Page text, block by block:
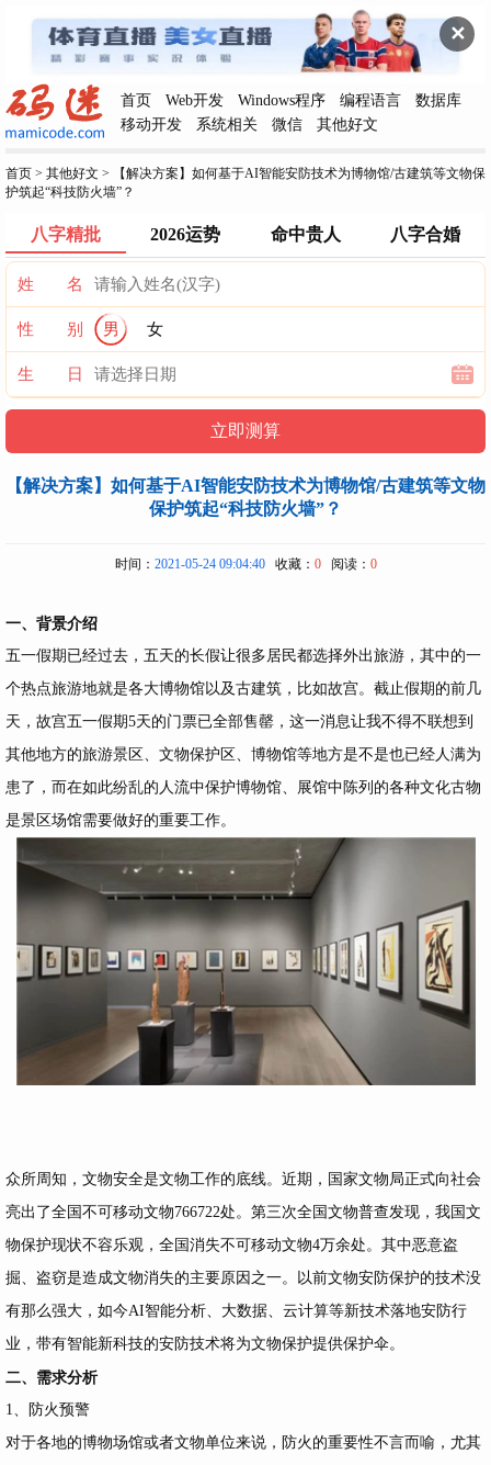
✕
首页 Web开发 Windows程序 编程语言
数据库
移动开发
系统相关 微信 其他好文
首页 > 其他好文 >
【解决方案】如何基于AI智能安防技术为博物馆/古建筑等文物保
护筑起“科技防火墙”？
八字精批 2026运势 命中贵人 八字合婚
姓 名
性 别 男 女
生 日
【解决方案】如何基于AI智能安防技术为博物馆/古建筑等文物
保护筑起“科技防火墙”？
时间： 2021-05-24 09:04:40收藏： 0阅读： 0
一、背景介绍
五一假期已经过去，五天的长假让很多居民都选择外出旅游，其中的一
个热点旅游地就是各大博物馆以及古建筑，比如故宫。截止假期的前几
天，故宫五一假期5天的门票已全部售罄，这一消息让我不得不联想到
其他地方的旅游景区、文物保护区、博物馆等地方是不是也已经人满为
患了，而在如此纷乱的人流中保护博物馆、展馆中陈列的各种文化古物
是景区场馆需要做好的重要工作。
众所周知，文物安全是文物工作的底线。近期，国家文物局正式向社会
亮出了全国不可移动文物766722处。第三次全国文物普查发现，我国文
物保护现状不容乐观，全国消失不可移动文物4万余处。其中恶意盗
掘、盗窃是造成文物消失的主要原因之一。以前文物安防保护的技术没
有那么强大，如今AI智能分析、大数据、云计算等新技术落地安防行
业，带有智能新科技的安防技术将为文物保护提供保护伞。
二、需求分析
1、防火预警
对于各地的博物场馆或者文物单位来说，防火的重要性不言而喻，尤其